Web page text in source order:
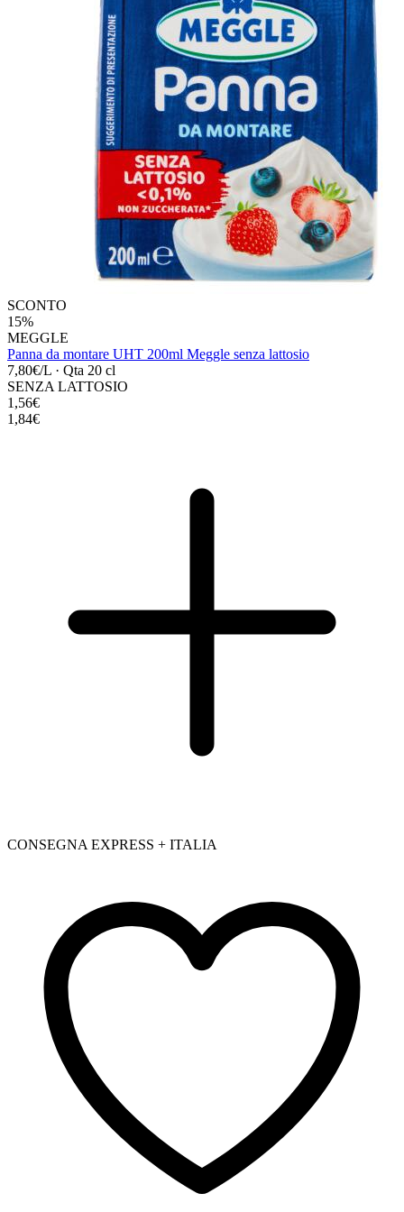
SCONTO
15%
MEGGLE
Panna da montare UHT 200ml Meggle senza lattosio
7,80€/L · Qta 20 cl
SENZA LATTOSIO
1,56€
1,84€
CONSEGNA EXPRESS + ITALIA